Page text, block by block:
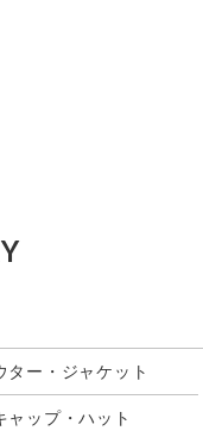
ター・ジャケット
ャップ・ハット